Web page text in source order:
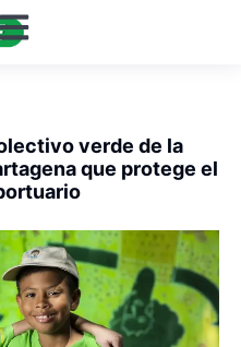
verde de la
que protege el